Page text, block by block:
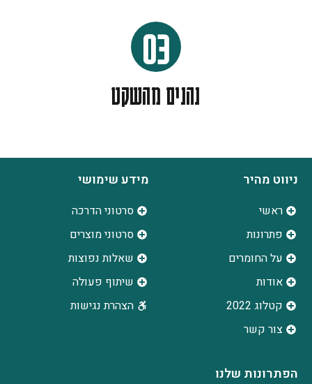
03
נהנים מהשקט
ניווט מהיר
ראשי
פתרונות
על החומרים
אודות
קטלוג 2022
צור קשר
מידע שימושי
סרטוני הדרכה
סרטוני מוצרים
שאלות נפוצות
שיתוף פעולה
הצהרת נגישות
הפתרונות שלנו